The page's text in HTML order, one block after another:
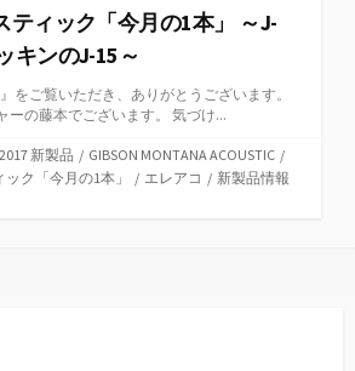
ティック「今月の1本」 ～J-
キンのJ-15～
をご覧いただき、ありがとうございます。
ーの藤本でございます。 気づけ...
新製品 / GIBSON MONTANA ACOUSTIC /
ク「今月の1本」
/ エレアコ / 新製品情報